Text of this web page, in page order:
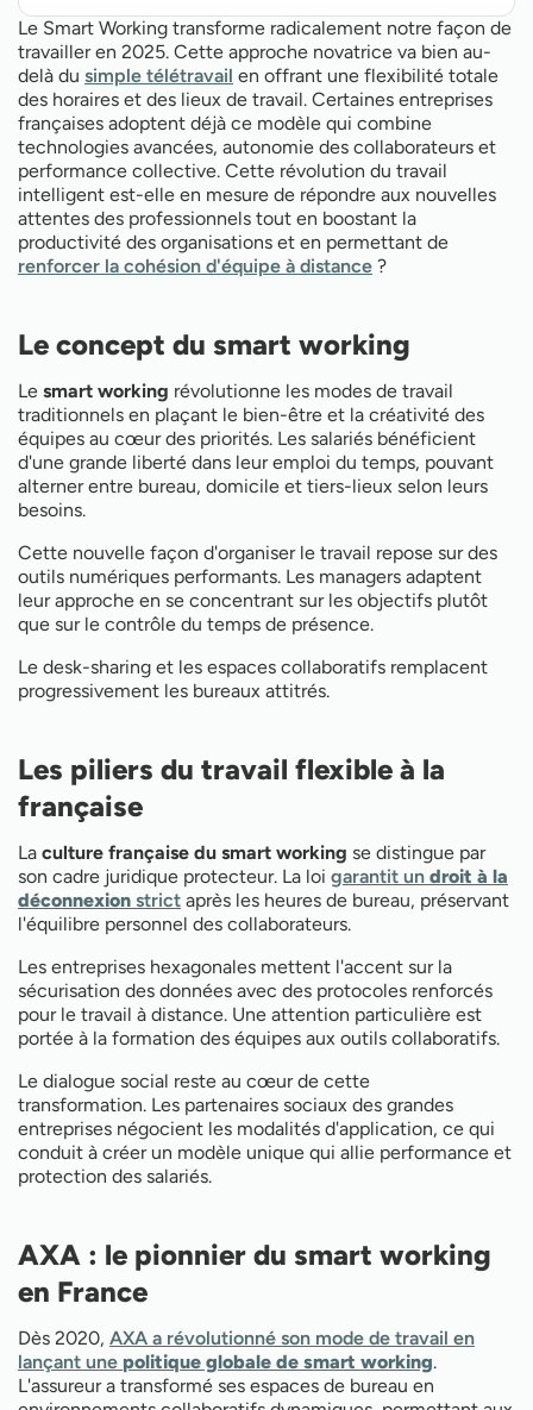
Le Smart Working transforme radicalement notre façon de
travailler en 2025. Cette approche novatrice va bien au-
delà du simple télétravail en offrant une flexibilité totale
des horaires et des lieux de travail. Certaines entreprises
françaises adoptent déjà ce modèle qui combine
technologies avancées, autonomie des collaborateurs et
performance collective. Cette révolution du travail
intelligent est-elle en mesure de répondre aux nouvelles
attentes des professionnels tout en boostant la
productivité des organisations et en permettant de
renforcer la cohésion d'équipe à distance ?
Le concept du smart working
Le smart working révolutionne les modes de travail
traditionnels en plaçant le bien-être et la créativité des
équipes au cœur des priorités. Les salariés bénéficient
d'une grande liberté dans leur emploi du temps, pouvant
alterner entre bureau, domicile et tiers-lieux selon leurs
besoins.
Cette nouvelle façon d'organiser le travail repose sur des
outils numériques performants. Les managers adaptent
leur approche en se concentrant sur les objectifs plutôt
que sur le contrôle du temps de présence.
Le desk-sharing et les espaces collaboratifs remplacent
progressivement les bureaux attitrés.
Les piliers du travail flexible à la
française
La culture française du smart working se distingue par
son cadre juridique protecteur. La loi garantit un droit à la
déconnexion strict après les heures de bureau, préservant
l'équilibre personnel des collaborateurs.
Les entreprises hexagonales mettent l'accent sur la
sécurisation des données avec des protocoles renforcés
pour le travail à distance. Une attention particulière est
portée à la formation des équipes aux outils collaboratifs.
Le dialogue social reste au cœur de cette
transformation. Les partenaires sociaux des grandes
entreprises négocient les modalités d'application, ce qui
conduit à créer un modèle unique qui allie performance et
protection des salariés.
AXA : le pionnier du smart working
en France
Dès 2020, AXA a révolutionné son mode de travail en
lançant une politique globale de smart working.
L'assureur a transformé ses espaces de bureau en
Le concept du smart working
Les piliers du travail flexible à la française
AXA : le pionnier du smart working en France
Impacts sur la productivité des équipes
Équilibre vie pro-perso : les bonnes pratiques
L'aménagement optimal de l'espace de travail
Management et leadership à distance
Défis et solutions du travail intelligent
Transformation digitale et outils collaboratifs